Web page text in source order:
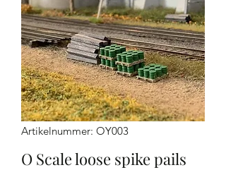
Artikelnummer: OY003
O Scale loose spike pails